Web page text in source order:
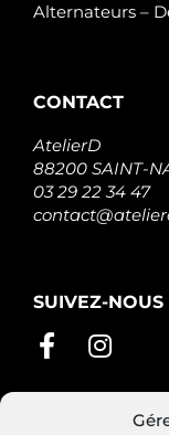
Alternateurs –
CONTACT
AtelierD
88200 SAINT-
03 29 22 34 47
SUIVEZ-NOUS